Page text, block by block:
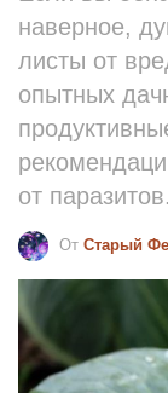
наверное,
листы от
опытных
от паразитов.
От Старый